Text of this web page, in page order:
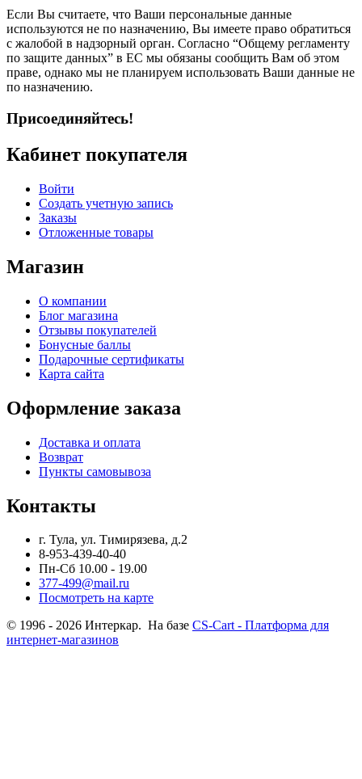
Если Вы считаете, что Ваши персональные данные
используются не по назначению, Вы имеете право обратиться
с жалобой в надзорный орган. Согласно “Общему регламенту
по защите данных” в ЕС мы обязаны сообщить Вам об этом
праве, однако мы не планируем использовать Ваши данные не
по назначению.
Присоединяйтесь!
Кабинет покупателя
Войти
Создать учетную запись
Заказы
Отложенные товары
Магазин
О компании
Блог магазина
Отзывы покупателей
Бонусные баллы
Подарочные сертификаты
Карта сайта
Оформление заказа
Доставка и оплата
Возврат
Пункты самовывоза
Контакты
г. Тула, ул. Тимирязева, д.2
8-953-439-40-40
Пн-Сб 10.00 - 19.00
377-499@mail.ru
Посмотреть на карте
© 1996 - 2026 Интеркар. На базе CS-Cart - Платформа для
интернет-магазинов